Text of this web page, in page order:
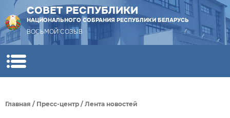
СОВЕТ РЕСПУБЛИКИ
НАЦИОНАЛЬНОГО СОБРАНИЯ РЕСПУБЛИКИ БЕЛАРУСЬ
ВОСЬМОЙ СОЗЫВ
Главная / Пресс-центр / Лента новостей